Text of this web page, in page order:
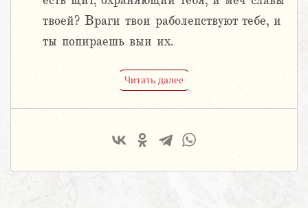
твоей? Враги твои раболепствуют тебе, и
ты попираешь выи их.
Читать далее